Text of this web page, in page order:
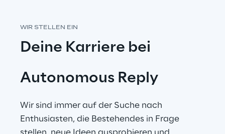
WIR STELLEN EIN
Deine Karriere bei
Autonomous Reply
Wir sind immer auf der Suche nach
Enthusiasten, die Bestehendes in Frage